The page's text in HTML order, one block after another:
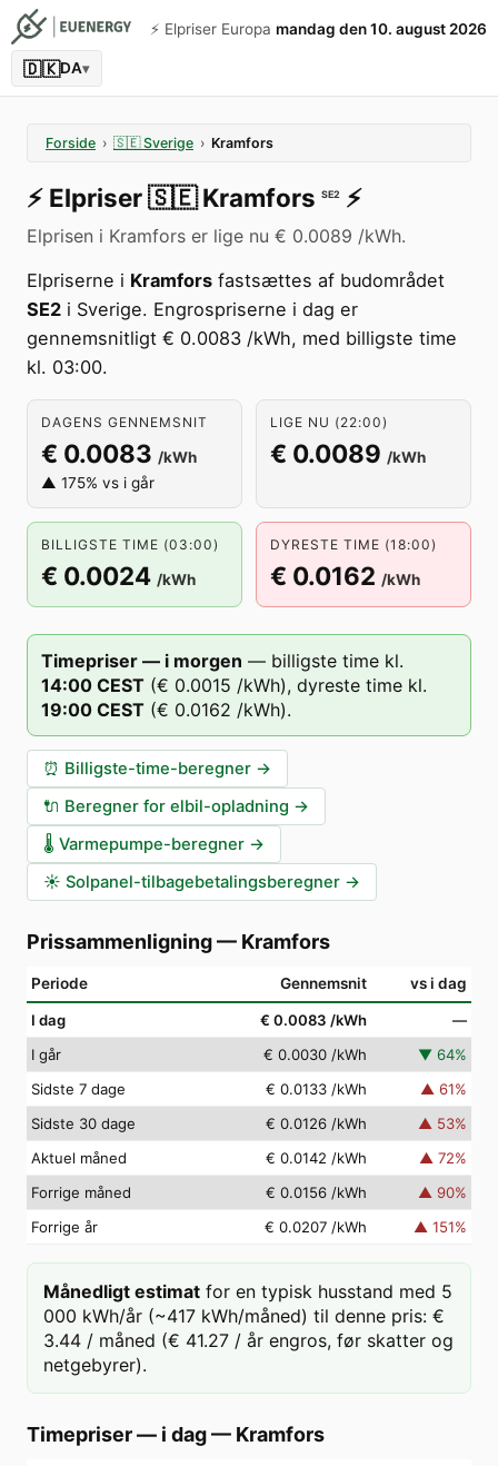
⚡️ Elpriser Europa mandag den 10. august 2026
🇩🇰DA▾
Forside › 🇸🇪 Sverige › Kramfors
⚡️ Elpriser🇸🇪 Kramfors SE2 ⚡️
Elprisen i Kramfors er lige nu € 0.0089 /kWh.
Elpriserne i Kramfors fastsættes af budområdet
SE2 i Sverige. Engrospriserne i dag er
gennemsnitligt € 0.0083 /kWh, med billigste time
kl. 03:00.
DAGENS GENNEMSNIT
€ 0.0083 /kWh
▲ 175% vs i går
LIGE NU (22:00)
€ 0.0089 /kWh
BILLIGSTE TIME (03:00)
€ 0.0024 /kWh
DYRESTE TIME (18:00)
€ 0.0162 /kWh
Timepriser — i morgen — billigste time kl.
14:00 CEST (€ 0.0015 /kWh), dyreste time kl.
19:00 CEST (€ 0.0162 /kWh).
⏰ Billigste-time-beregner →
🔌 Beregner for elbil-opladning →
🌡️ Varmepumpe-beregner →
☀️ Solpanel-tilbagebetalingsberegner →
Prissammenligning— Kramfors
Periode Gennemsnit vs i dag
I dag € 0.0083 /kWh
—
I går
€ 0.0030 /kWh ▼ 64%
Sidste 7 dage
€ 0.0133 /kWh ▲ 61%
Sidste 30 dage
€ 0.0126 /kWh ▲ 53%
Aktuel måned
€ 0.0142 /kWh ▲ 72%
Forrige måned
€ 0.0156 /kWh ▲ 90%
Forrige år
€ 0.0207 /kWh ▲ 151%
Månedligt estimat for en typisk husstand med 5
000 kWh/år (~417 kWh/måned) til denne pris: €
3.44 / måned (€ 41.27 / år engros, før skatter og
netgebyrer).
Timepriser — i dag— Kramfors